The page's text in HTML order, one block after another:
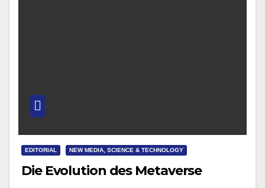
EDITORIAL NEW MEDIA, SCIENCE & TECHNOLOGY
Die Evolution des Metaverse